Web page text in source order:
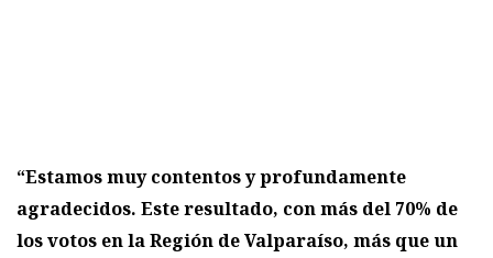
“Estamos muy contentos y profundamente
agradecidos. Este resultado, con más del 70% de
los votos en la Región de Valparaíso, más que un